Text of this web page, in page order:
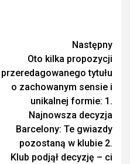
Następny
Oto kilka propozycji
przeredagowanego tytułu
o zachowanym sensie i
unikalnej formie: 1.
Najnowsza decyzja
Barcelony: Te gwiazdy
pozostaną w klubie 2.
Klub podjął decyzję – ci